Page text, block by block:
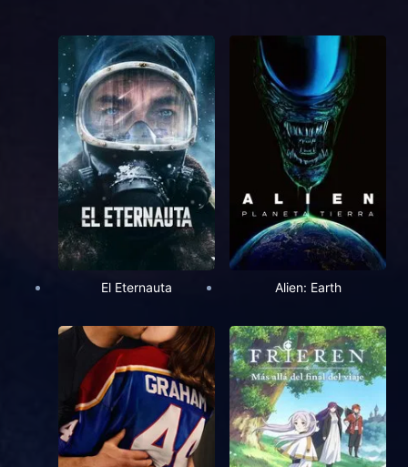
El Eternauta Alien: Earth